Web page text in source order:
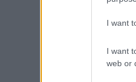
I want
I want
web or